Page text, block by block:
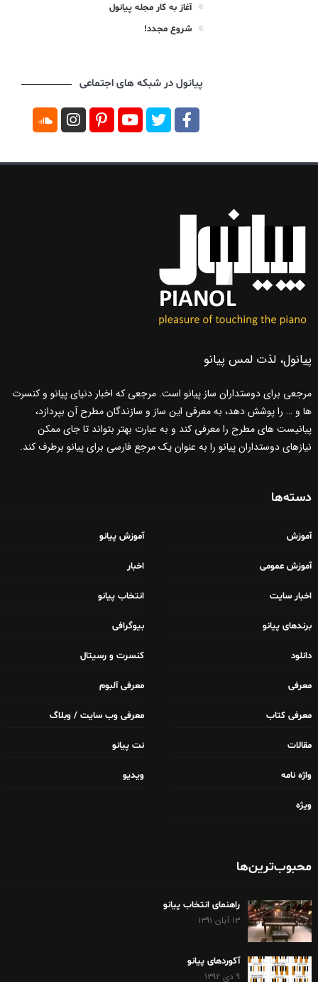
آغاز به کار مجله پیانول
شروع مجدد!
پیانول در شبکه های اجتماعی
پیانول، لذت لمس پیانو
مرجعی برای دوستداران ساز پیانو است. مرجعی که اخبار دنیای پیانو و کنسرت
ها و … را پوشش دهد، به معرفی این ساز و سازندگان مطرح آن بپردازد،
پیانیست های مطرح را معرفی کند و به عبارت بهتر بتواند تا جای ممکن
نیازهای دوستداران پیانو را به عنوان یک مرجع فارسی برای پیانو برطرف کند.
دسته‌ها
آموزش آموزش پیانو
آموزش عمومی اخبار
اخبار سایت انتخاب پیانو
برندهای پیانو بیوگرافی
دانلود کنسرت و رسیتال
معرفی معرفی آلبوم
معرفی کتاب معرفی وب سایت / وبلاگ
مقالات نت پیانو
واژه نامه ویدیو
ویژه
محبوب‌ترین‌ها
راهنمای انتخاب پیانو
۱۳ آبان ۱۳۹۱
آکوردهای پیانو
۹ دی ۱۳۹۲